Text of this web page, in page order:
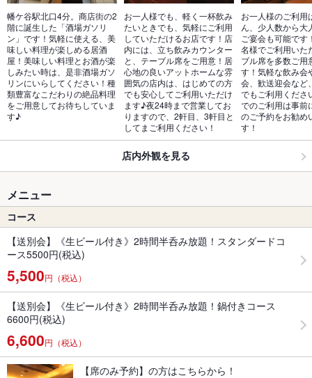
幡ケ谷駅北口4分。商店街の2
階に誕生した「酒場ガソリ
ン」です！気軽に使える、美
味しい料理が楽しめる居酒
屋！美味しい料理とお酒が楽
しみたい時は、是非酒場ガソ
リンにいらしてください！種
類豊富なこだわりの絶品料理
をご用意してお待ちしていま
す♪
お一人様でも、軽く一杯飲み
たいときでも、気軽にご利用
していただけるお店です！店
内には、立ち飲みカウンター
と、テーブル席をご用意！居
心地の良いアットホームな雰
囲気の店内は、はじめての方
でも安心してご利用いただけ
ます♪夜24時まで営業してお
りますので、2軒目、3軒目と
してまご利用ください！
お一人様のご利用
ん、少人数から大
ご宴会も可能です
名様でご利用いた
ブル席を多数ご用
す！気軽な飲み会
会、歓送迎会など
でもご利用くださ
でのご利用は事前
のご予約をお勧め
す！
店内外観を見る
メニュー
コース
【送別会】《生ビール付き》2時間半呑み放題！スタンダードコ
ース5500円(税込)
5,500円（税込）
【送別会】《生ビール付き》2時間半呑み放題！鍋付きコース
6600円(税込)
6,600円（税込）
【席のみ予約】の方はこちらから！